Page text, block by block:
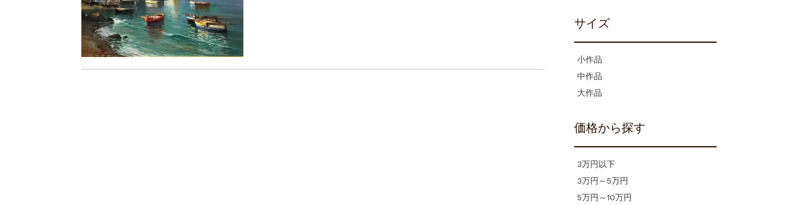
サイズ
小作品
中作品
大作品
価格から探す
3万円以下
3万円～5万円
5万円～10万円